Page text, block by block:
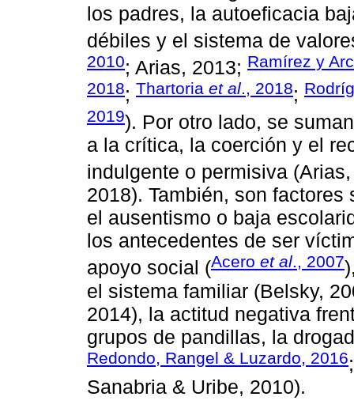
los padres, la autoeficacia
débiles y el sistema de
2010; Arias, 2013; Ramírez y
2018; Thartoria et al., 2018;
2019). Por otro lado, se
a la crítica, la coerción y el
indulgente o permisiva
2018). También, son
el ausentismo o baja
los antecedentes de ser
apoyo social (Acero et al., 2007
el sistema familiar (Belsky,
2014), la actitud negativa
grupos de pandillas, la
Redondo, Rangel & Luzardo, 2016
Sanabria & Uribe, 2010).